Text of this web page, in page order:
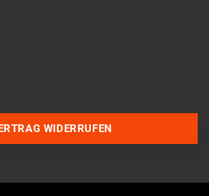
Über WhatsApp schreiben
WIDERRUFEN